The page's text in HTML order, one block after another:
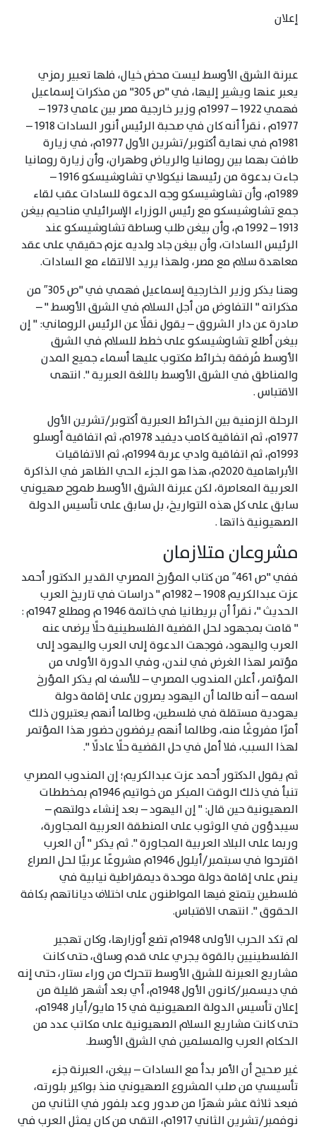
إعلان
عبرنة الشرق الأوسط ليست محض خيال، فلها تعبير رمزي
يعبر عنها ويشير إليها، في "ص 305" من مذكرات إسماعيل
فهمي 1922 – 1997م وزير خارجية مصر بين عامي 1973 –
1977م ، نقرأ أنه كان في صحبة الرئيس أنور السادات 1918 –
1981م في نهاية أكتوبر/تشرين الأول 1977م، في زيارة
طافت بهما بين رومانيا والرياض وطهران، وأن زيارة رومانيا
جاءت بدعوة من رئيسها نيكولاي تشاوشيسكو 1916 –
1989م، وأن تشاوشيسكو وجه الدعوة للسادات عقب لقاء
جمع تشاوشيسكو مع رئيس الوزراء الإسرائيلي مناحيم بيغن
1913 – 1992 م، وأن بيغن طلب وساطة تشاوشيسكو عند
الرئيس السادات، وأن بيغن جاد ولديه عزم حقيقي على عقد
معاهدة سلام مع مصر، ولهذا يريد الالتقاء مع السادات.
وهنا يذكر وزير الخارجية إسماعيل فهمي في "ص 305″ من
مذكراته " التفاوض من أجل السلام في الشرق الأوسط " –
صادرة عن دار الشروق – يقول نقلًا عن الرئيس الروماني: " إن
بيغن أطلع تشاوشيسكو على خطط للسلام في الشرق
الأوسط مُرفقة بخرائط مكتوب عليها أسماء جميع المدن
والمناطق في الشرق الأوسط باللغة العبرية ". انتهى
الاقتباس .
الرحلة الزمنية بين الخرائط العبرية أكتوبر/تشرين الأول
1977م، ثم اتفاقية كامب ديفيد 1978م، ثم اتفاقية أوسلو
1993م، ثم اتفاقية وادي عربة 1994م، ثم الاتفاقيات
الأبراهامية 2020م، هذا هو الجزء الحي الظاهر في الذاكرة
العربية المعاصرة، لكن عبرنة الشرق الأوسط طموح صهيوني
سابق على كل هذه التواريخ، بل سابق على تأسيس الدولة
الصهيونية ذاتها .
مشروعان متلازمان
ففي "ص 461″ من كتاب المؤرخ المصري القدير الدكتور أحمد
عزت عبدالكريم 1908 – 1982م " دراسات في تاريخ العرب
الحديث "، نقرأ أن بريطانيا في خاتمة 1946 م ومطلع 1947م :
" قامت بمجهود لحل القضية الفلسطينية حلًا يرضى عنه
العرب واليهود، فوجهت الدعوة إلى العرب واليهود إلى
مؤتمر لهذا الغرض في لندن، وفي الدورة الأولى من
المؤتمر، أعلن المندوب المصري – للأسف لم يذكر المؤرخ
اسمه – أنه طالما أن اليهود يصرون على إقامة دولة
يهودية مستقلة في فلسطين، وطالما أنهم يعتبرون ذلك
أمرًا مفروغًا منه، وطالما أنهم يرفضون حضور هذا المؤتمر
لهذا السبب، فلا أمل في حل القضية حلًا عادلًا ".
ثم يقول الدكتور أحمد عزت عبدالكريم؛ إن المندوب المصري
تنبأ في ذلك الوقت المبكر من خواتيم 1946م بمخططات
الصهيونية حين قال: " إن اليهود – بعد إنشاء دولتهم –
سيبدؤون في الوثوب على المنطقة العربية المجاورة،
وربما على البلاد العربية المجاورة ". ثم يذكر " أن العرب
اقترحوا في سبتمبر/أيلول 1946م مشروعًا عربيًا لحل الصراع
ينص على إقامة دولة موحدة ديمقراطية نيابية في
فلسطين يتمتع فيها المواطنون على اختلاف دياناتهم بكافة
الحقوق ". انتهى الاقتباس.
لم تكد الحرب الأولى 1948م تضع أوزارها، وكان تهجير
الفلسطينيين بالقوة يجري على قدم وساق، حتى كانت
مشاريع العبرنة للشرق الأوسط تتحرك من وراء ستار، حتى إنه
في ديسمبر/كانون الأول 1948م، أي بعد أشهر قليلة من
إعلان تأسيس الدولة الصهيونية في 15 مايو/أيار 1948م،
حتى كانت مشاريع السلام الصهيونية على مكاتب عدد من
الحكام العرب والمسلمين في الشرق الأوسط.
غير صحيح أن الأمر بدأ مع السادات – بيغن، العبرنة جزء
تأسيسي من صلب المشروع الصهيوني منذ بواكير بلورته،
فبعد ثلاثة عشر شهرًا من صدور وعد بلفور في الثاني من
نوفمبر/تشرين الثاني 1917م، التقى من كان يمثل العرب في